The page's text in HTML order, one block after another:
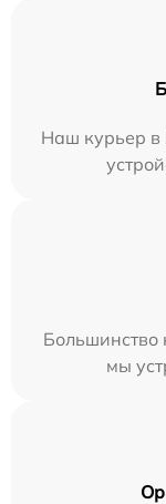
Наш курьер в
Большинство
мы